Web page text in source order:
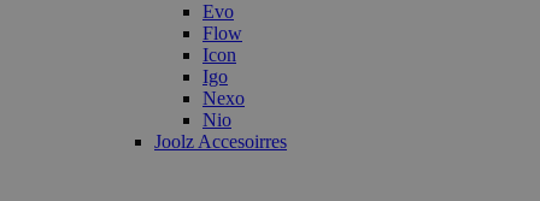
Evo
Flow
Icon
Igo
Nexo
Nio
Joolz Accesoirres